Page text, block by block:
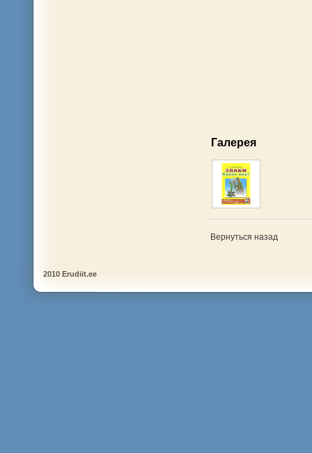
Галерея
Вернуться назад
2010 Erudiit.ee